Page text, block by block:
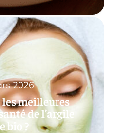
meilleures
de l’argile
bio ?
2026